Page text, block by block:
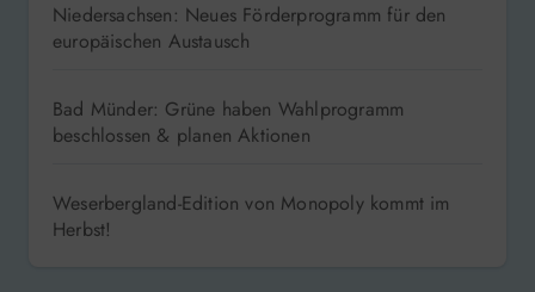
Niedersachsen: Neues Förderprogramm für den
europäischen Austausch
Bad Münder: Grüne haben Wahlprogramm
beschlossen & planen Aktionen
Weserbergland-Edition von Monopoly kommt im
Herbst!